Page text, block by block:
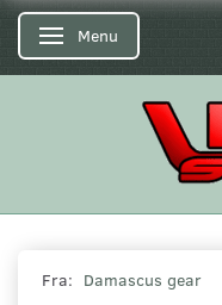
Skifte navigation
Menu
Fra: Damascus gear